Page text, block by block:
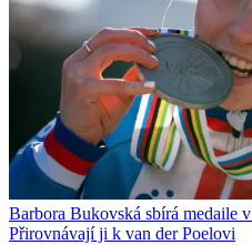
Barbora Bukovská sbírá medaile
Přirovnávají ji k van der Poelovi